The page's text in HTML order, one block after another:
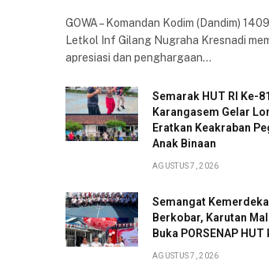
GOWA – Komandan Kodim (Dandim)
Letkol Inf Gilang Nugraha Kresnadi
apresiasi dan penghargaan…
Semarak HUT RI Ke-
Karangasem Gelar
Eratkan Keakraban
Anak Binaan
AGUSTUS 7, 2026
Semangat
Berkobar, Karutan
Buka PORSENAP HUT
AGUSTUS 7, 2026